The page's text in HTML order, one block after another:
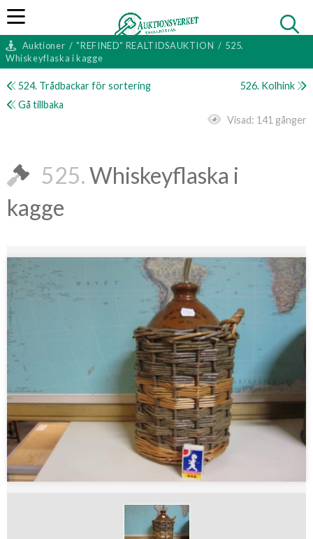
Auktioner / "REFINED" REALTIDSAUKTION / 525.
Whiskeyflaska i kagge
524. Trådbackar för sortering
526. Kolhink
Gå tillbaka
Visad: 141 gånger
525.Whiskeyflaska i
kagge